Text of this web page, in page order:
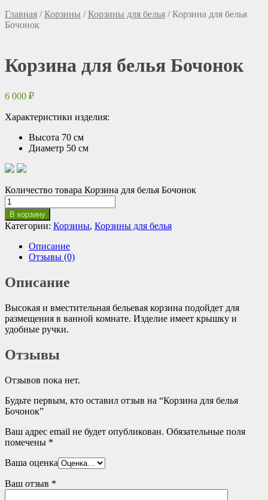
Главная /Корзины /Корзины для белья / Корзина для белья
Бочонок
Корзина для белья Бочонок
6 000 ₽
Характеристики изделия:
Высота 70 см
Диаметр 50 см
Количество товара Корзина для белья Бочонок
В корзину
Категории: Корзины, Корзины для белья
Описание
Отзывы (0)
Описание
Высокая и вместительная бельевая корзина подойдет для
размещения в ванной комнате. Изделие имеет крышку и
удобные ручки.
Отзывы
Отзывов пока нет.
Будьте первым, кто оставил отзыв на “Корзина для белья
Бочонок”
Ваш адрес email не будет опубликован. Обязательные поля
помечены *
Ваша оценка
Ваш отзыв *